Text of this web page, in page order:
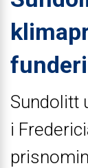
Sundolitt
i